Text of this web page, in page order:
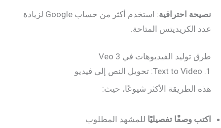
نصيحة احترافية
: استخدم أكثر من حساب Google لزيادة
عدد الكريديتس المتاحة.
طرق توليد الفيديوهات في Veo 3
1. Text to Video: تحويل النص إلى فيديو
هذه الطريقة الأكثر شيوعًا، حيث:
اكتب وصفًا تفصيليًا للمشهد المطلوب